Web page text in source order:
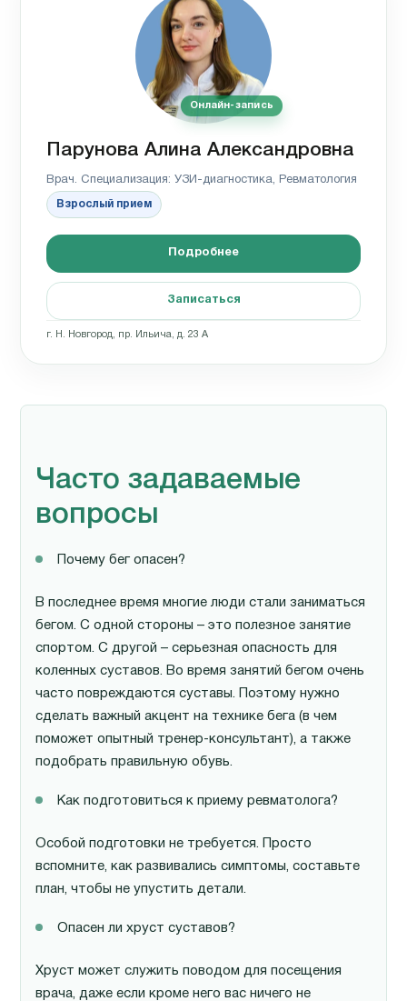
Онлайн-запись
Парунова Алина Александровна
Врач. Специализация: УЗИ-диагностика, Ревматология
Взрослый прием
Подробнее
Записаться
г. Н. Новгород, пр. Ильича, д. 23 А
Часто задаваемые
вопросы
Почему бег опасен?
В последнее время многие люди стали заниматься
бегом. С одной стороны – это полезное занятие
спортом. С другой – серьезная опасность для
коленных суставов. Во время занятий бегом очень
часто повреждаются суставы. Поэтому нужно
сделать важный акцент на технике бега (в чем
поможет опытный тренер-консультант), а также
подобрать правильную обувь.
Как подготовиться к приему ревматолога?
Особой подготовки не требуется. Просто
вспомните, как развивались симптомы, составьте
план, чтобы не упустить детали.
Опасен ли хруст суставов?
Хруст может служить поводом для посещения
врача, даже если кроме него вас ничего не